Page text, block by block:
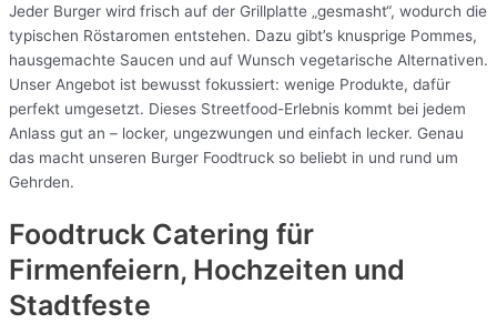
Jeder Burger wird frisch auf der Grillplatte „gesmasht“, wodurch die
typischen Röstaromen entstehen. Dazu gibt’s knusprige Pommes,
hausgemachte Saucen und auf Wunsch vegetarische Alternativen.
Unser Angebot ist bewusst fokussiert: wenige Produkte, dafür
perfekt umgesetzt. Dieses Streetfood-Erlebnis kommt bei jedem
Anlass gut an – locker, ungezwungen und einfach lecker. Genau
das macht unseren Burger Foodtruck so beliebt in und rund um
Gehrden.
Foodtruck Catering für
Firmenfeiern, Hochzeiten und
Stadtfeste